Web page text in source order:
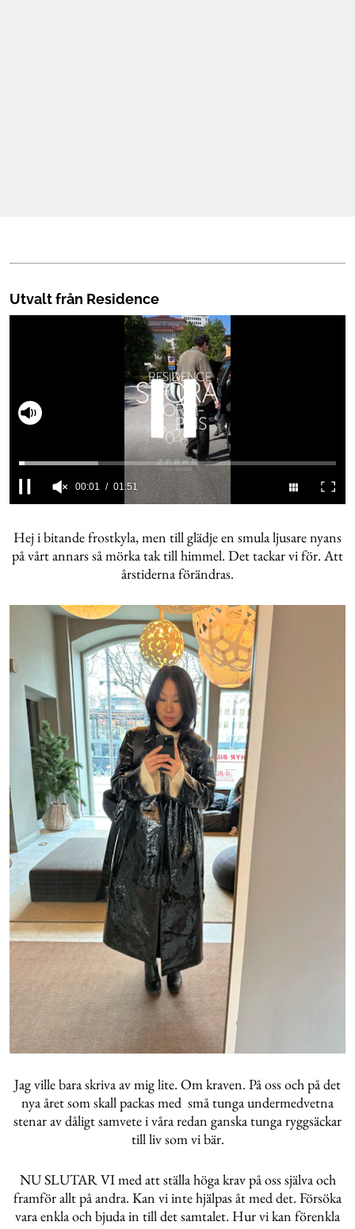
Utvalt från Residence
of
minute,
00:02 01:51
Hej i bitande frostkyla, men till glädje en smula ljusare nyans
på vårt annars så mörka tak till himmel. Det tackar vi för. Att
årstiderna förändras.
Jag ville bara skriva av mig lite. Om kraven. På oss och på det
nya året som skall packas med små tunga undermedvetna
stenar av dåligt samvete i våra redan ganska tunga ryggsäckar
till liv som vi bär.
NU SLUTAR VI med att ställa höga krav på oss själva och
framför allt på andra. Kan vi inte hjälpas åt med det. Försöka
vara enkla och bjuda in till det samtalet. Hur vi kan förenkla